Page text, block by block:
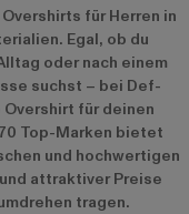
für Herren in
Egal, ob du
oder nach einem
suchst – bei Def-
für deinen
Top-Marken bietet
und hochwertigen
attraktiver Preise
tragen.